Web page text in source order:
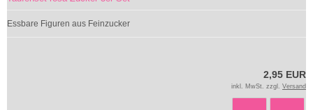
Essbare Figuren aus Feinzucker
2,95 EUR
inkl. MwSt. zzgl. Versand